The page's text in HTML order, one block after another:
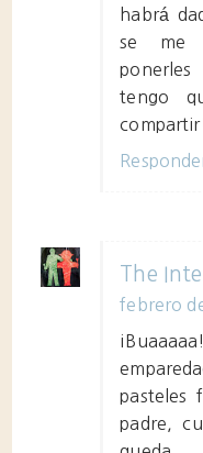
habrá
se me
tengo
The
febrero
pasteles
padre,